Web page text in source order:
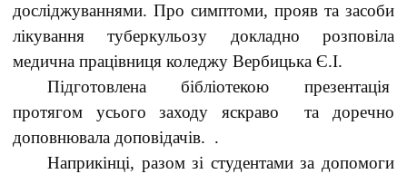
досліджуваннями. Про симптоми, прояв та засоби
лікування туберкульозу докладно розповіла
медична працівниця коледжу Вербицька Є.І.
Підготовлена бібліотекою презентація
протягом усього заходу яскраво та доречно
доповнювала доповідачів. .
Наприкінці, разом зі студентами за допомоги